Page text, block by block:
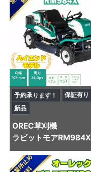
予約承ります！
保証有り
新品
OREC草刈機
ラビットモアRM984X